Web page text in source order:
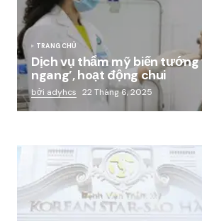
TRANG CHỦ
Dịch vụ thẩm mỹ biến tướng
ngang’, hoạt động chui
bởi adyhcs 22 Tháng 6, 2025